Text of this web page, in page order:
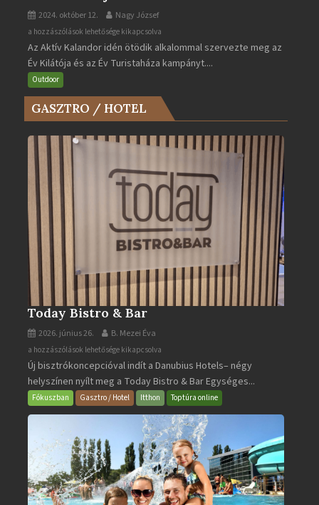
2024. október 12. Nagy József
Az
Év
Kilátója
és
az
Év
bejegyzéshez
a hozzászólások lehetősége kikapcsolva
Az Aktív Kalandor idén ötödik alkalommal szervezte meg az
Év Kilátója és az Év Turistaháza kampányt....
Outdoor
GASZTRO / HOTEL
Today Bistro & Bar
2026. június 26. B. Mezei Éva
Today
Bistro
&
Bar
bejegyzéshez
a hozzászólások lehetősége kikapcsolva
Új bisztrókoncepcióval indít a Danubius Hotels– négy
helyszínen nyílt meg a Today Bistro & Bar Egységes...
Fókuszban Gasztro / Hotel Itthon Toptúra online